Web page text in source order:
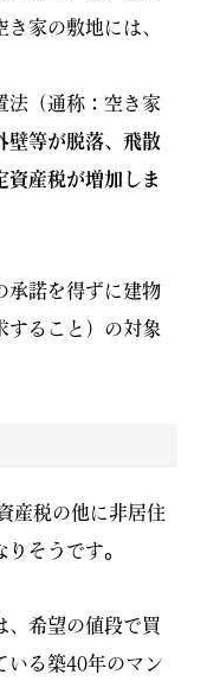
家の敷地には、
法（通称：空き家
壁等が脱落、飛散
資産税が増加しま
承諾を得ずに建物
すること）の対象
産税の他に非居住
そうです。
、希望の値段で買
いる築40年のマン